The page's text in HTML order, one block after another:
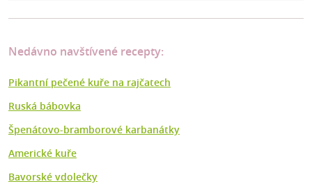
Nedávno navštívené recepty:
Pikantní pečené kuře na rajčatech
Ruská bábovka
Špenátovo-bramborové karbanátky
Americké kuře
Bavorské vdolečky